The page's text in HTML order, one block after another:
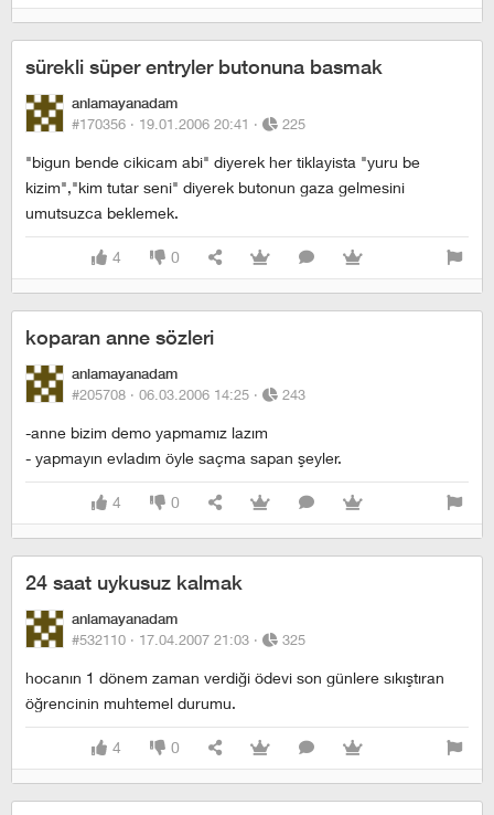
sürekli süper entryler butonuna basmak
anlamayanadam
#170356 · 19.01.2006 20:41 · 225
"bigun bende cikicam abi" diyerek her tiklayista "yuru be
kizim","kim tutar seni" diyerek butonun gaza gelmesini
umutsuzca beklemek.
4 0
koparan anne sözleri
anlamayanadam
#205708 · 06.03.2006 14:25 · 243
-anne bizim demo yapmamız lazım
- yapmayın evladım öyle saçma sapan şeyler.
4 0
24 saat uykusuz kalmak
anlamayanadam
#532110 · 17.04.2007 21:03 · 325
hocanın 1 dönem zaman verdiği ödevi son günlere sıkıştıran
öğrencinin muhtemel durumu.
4 0